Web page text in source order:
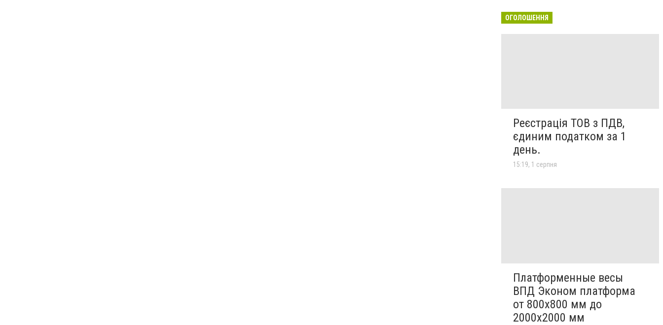
ОГОЛОШЕННЯ
Реєстрація ТОВ з ПДВ,
єдиним податком за 1
день.
15:19, 1 серпня
Платформенные весы
ВПД Эконом платформа
от 800х800 мм до
2000х2000 мм